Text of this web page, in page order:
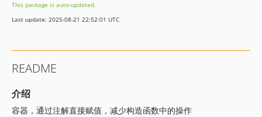
v1.1.0
v1.0.0
This package is auto-updated.
Last update: 2025-08-21 22:52:01 UTC
README
介绍
容器，通过注解直接赋值，减少构造函数中的操作